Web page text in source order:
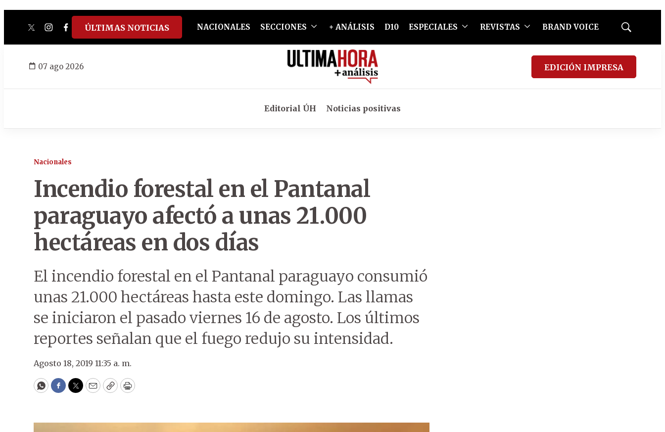
twitterinstagram
facebook
tiktokyoutube
spotify
ÚLTIMAS NOTICIAS NACIONALES SECCIONES + ANÁLISIS D10 ESPECIALES REVISTAS BRAND VOICE
Mostrar
07 ago 2026 EDICIÓN IMPRESA
Editorial ÚH Noticias positivas
Nacionales
Incendio forestal en el Pantanal
paraguayo afectó a unas 21.000
hectáreas en dos días
El incendio forestal en el Pantanal paraguayo consumió
unas 21.000 hectáreas hasta este domingo. Las llamas
se iniciaron el pasado viernes 16 de agosto. Los últimos
reportes señalan que el fuego redujo su intensidad.
Agosto 18, 2019 11:35 a. m.
WhatsApp
Facebook
Twitter
EmailCopyPrint